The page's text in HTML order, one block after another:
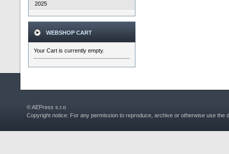
2025
WEBSHOP CART
Your Cart is currently empty.
© AEPress s.r.o
Copyright notice: For any permission to reproduce, archive or otherwise use the